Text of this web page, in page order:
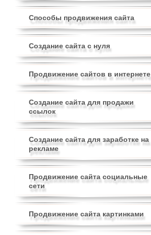
Способы продвижения сайта
Создание сайта с нуля
Продвижение сайтов в интернете
Создание сайта для продажи
ссылок
Создание сайта для заработке на
рекламе
Продвижение сайта социальные
сети
Продвижение сайта картинками